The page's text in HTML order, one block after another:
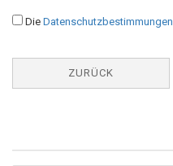
Die Datenschutzbestimmungen
ZURÜCK